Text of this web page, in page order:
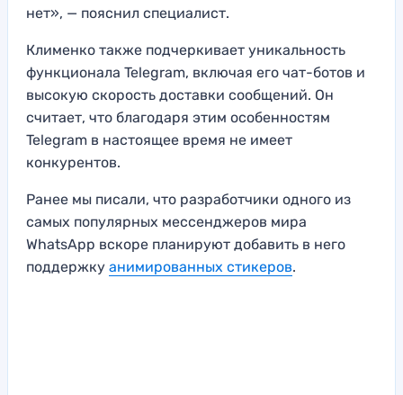
нет», — пояснил специалист.
Клименко также подчеркивает уникальность
функционала Telegram, включая его чат-ботов и
высокую скорость доставки сообщений. Он
считает, что благодаря этим особенностям
Telegram в настоящее время не имеет
конкурентов.
Ранее мы писали, что разработчики одного из
самых популярных мессенджеров мира
WhatsApp вскоре планируют добавить в него
поддержку анимированных стикеров.